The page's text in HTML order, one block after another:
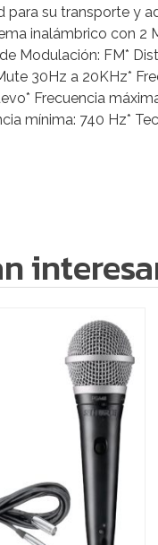
su transporte y
inalámbrico con
Modulación: FM*
30Hz a 20KHz*
Frecuencia
mínima: 740 Hz*